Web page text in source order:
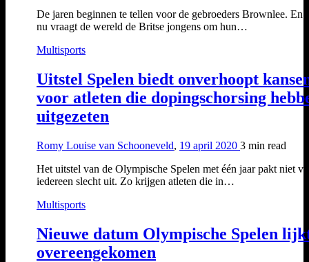
De jaren beginnen te tellen voor de gebroeders Brownlee. En
nu vraagt de wereld de Britse jongens om hun…
Multisports
Uitstel Spelen biedt onverhoopt
voor atleten die dopingschorsing
uitgezeten
Romy Louise van Schooneveld, 19 april 2020 3 min read
Het uitstel van de Olympische Spelen met één jaar pakt niet
iedereen slecht uit. Zo krijgen atleten die in…
Multisports
Nieuwe datum Olympische Spelen
overeengekomen